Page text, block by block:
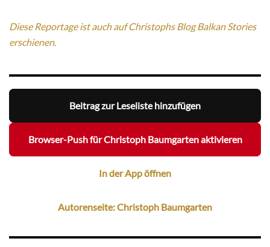
Diese Reportage ist auch auf Christophs Blog Balkan Stories
erschienen.
Beitrag zur Leseliste hinzufügen
Browser-Push für Christoph Baumgarten aktivieren
In der App öffnen
Autorenseite: Christoph Baumgarten